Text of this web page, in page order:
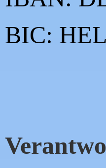
BIC: